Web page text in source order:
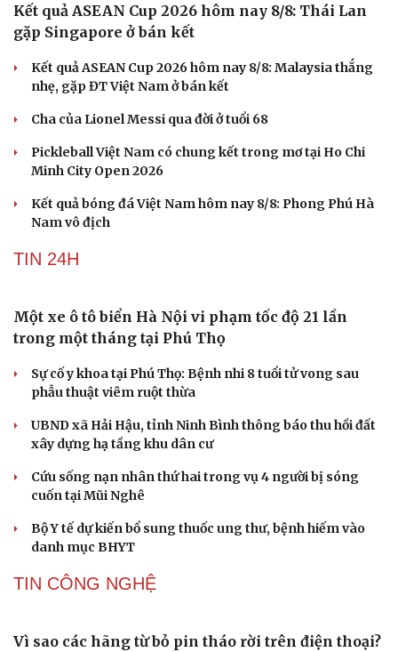
Kết quả ASEAN Cup 2026 hôm nay 8/8: Thái Lan
gặp Singapore ở bán kết
Kết quả ASEAN Cup 2026 hôm nay 8/8: Malaysia thắng
nhẹ, gặp ĐT Việt Nam ở bán kết
Cha của Lionel Messi qua đời ở tuổi 68
Pickleball Việt Nam có chung kết trong mơ tại Ho Chi
Minh City Open 2026
Kết quả bóng đá Việt Nam hôm nay 8/8: Phong Phú Hà
Nam vô địch
TIN 24H
Một xe ô tô biển Hà Nội vi phạm tốc độ 21 lần
trong một tháng tại Phú Thọ
phẫu thuật viêm ruột thừa
xây dựng hạ tầng khu dân cư